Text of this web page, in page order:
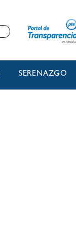
SERENAZGO